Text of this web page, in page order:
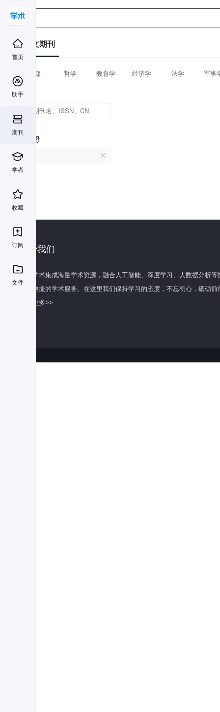
首页
助手
期刊
学者
收藏
订阅
文件
中文期刊
全部 哲学 教育学 经济学 法学 军事
首字母
Y
关于我们
百度学术集成海量学术资源，融合人工智能、深度学习、大数据分析
全面快捷的学术服务。在这里我们保持学习的态度，不忘初心，砥砺前
了解更多>>